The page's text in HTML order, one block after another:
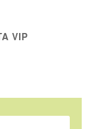
VIP